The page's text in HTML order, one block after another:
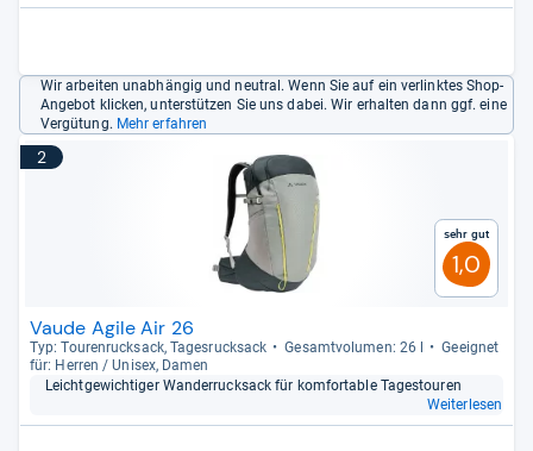
Wir arbeiten unabhängig und neutral. Wenn Sie auf ein verlinktes Shop-
Angebot klicken, unterstützen Sie uns dabei. Wir erhalten dann ggf. eine
Vergütung. Mehr erfahren
2
Sehr gut
1,0
Vaude Agile Air 26
Typ: Tou­ren­ruck­sack, Tages­ruck­sack Gesamt­vo­lu­men: 26 l
Geeig­net
für: Her­ren / Uni­sex, Damen
Leicht­ge­wich­ti­ger Wan­der­ruck­sack für kom­for­ta­ble Tages­tou­ren
Weiterlesen